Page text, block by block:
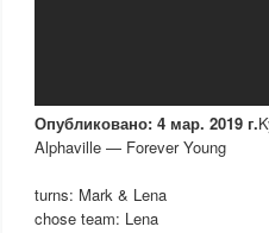
Опубликовано: 4 мар. 2019 г.
Alphaville — Forever Young
turns: Mark & Lena
chose team: Lena